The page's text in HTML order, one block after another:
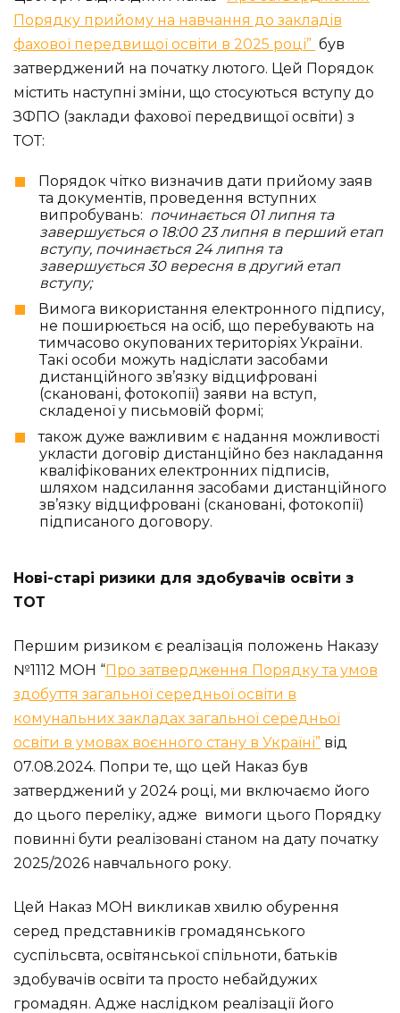
Порядку прийому на навчання до закладів
фахової передвищої освіти в 2025 році” був
затверджений на початку лютого. Цей Порядок
містить наступні зміни, що стосуються вступу до
ЗФПО (заклади фахової передвищої освіти) з
ТОТ:
Порядок чітко визначив дати прийому заяв
та документів, проведення вступних
випробувань: починається 01 липня та
завершується о 18:00 23 липня в перший етап
вступу, починається 24 липня та
завершується 30 вересня в другий етап
вступу;
Вимога використання електронного підпису,
не поширюється на осіб, що перебувають на
тимчасово окупованих територіях України.
Такі особи можуть надіслати засобами
дистанційного зв’язку відцифровані
(скановані, фотокопії) заяви на вступ,
складеної у письмовій формі;
також дуже важливим є надання можливості
укласти договір дистанційно без накладання
кваліфікованих електронних підписів,
шляхом надсилання засобами дистанційного
зв’язку відцифровані (скановані, фотокопії)
підписаного договору.
Нові-старі ризики для здобувачів освіти з
ТОТ
Першим ризиком є реалізація положень Наказу
№1112 МОН “Про затвердження Порядку та умов
здобуття загальної середньої освіти в
комунальних закладах загальної середньої
освіти в умовах воєнного стану в Україні” від
07.08.2024. Попри те, що цей Наказ був
затверджений у 2024 році, ми включаємо його
до цього переліку, адже вимоги цього Порядку
повинні бути реалізовані станом на дату початку
2025/2026 навчального року.
Цей Наказ МОН викликав хвилю обурення
серед представників громадянського
суспільсвта, освітянської спільноти, батьків
здобувачів освіти та просто небайдужих
громадян. Адже наслідком реалізації його